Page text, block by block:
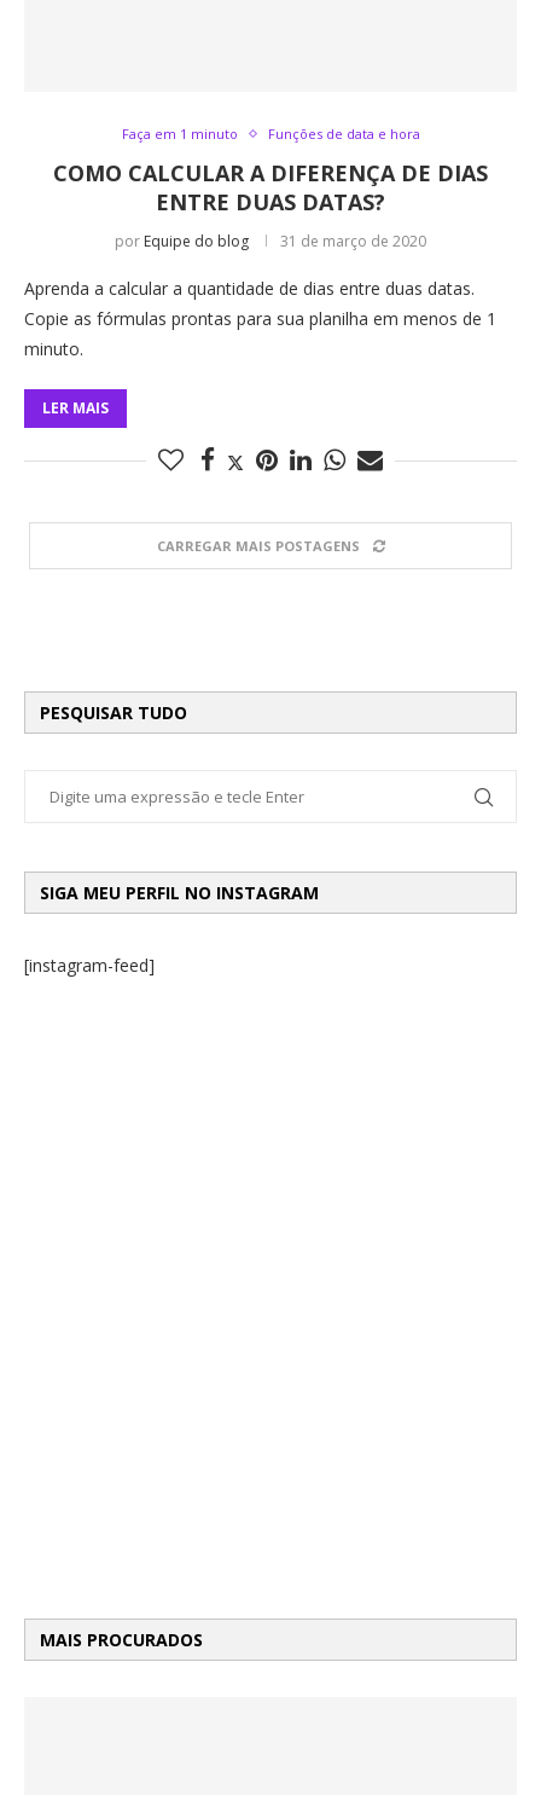
Faça em 1 minuto Funções de data e hora
COMO CALCULAR A DIFERENÇA DE DIAS
ENTRE DUAS DATAS?
por Equipe do blog 31 de março de 2020
Aprenda a calcular a quantidade de dias entre duas datas.
Copie as fórmulas prontas para sua planilha em menos de 1
minuto.
LER MAIS
CARREGAR MAIS POSTAGENS
PESQUISAR TUDO
SIGA MEU PERFIL NO INSTAGRAM
[instagram-feed]
MAIS PROCURADOS